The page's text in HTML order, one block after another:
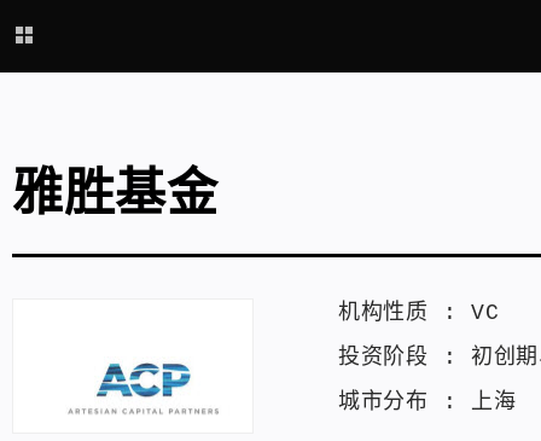
雅胜基金
机构性质 : VC
投资阶段 : 初创期
城市分布 : 上海